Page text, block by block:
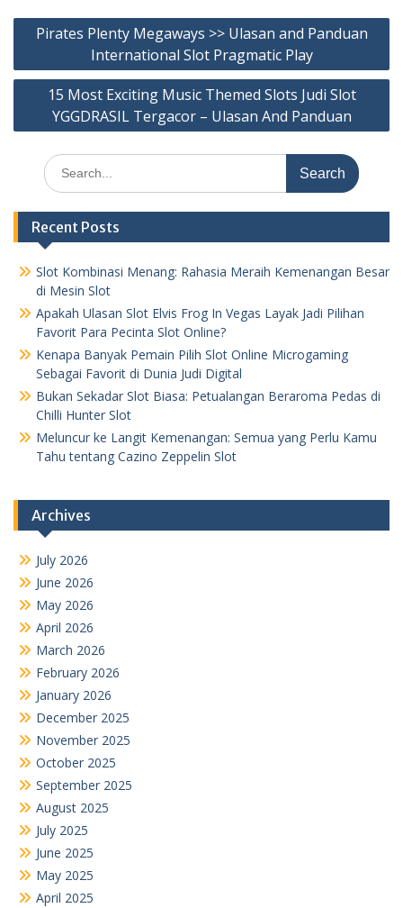
Post
navigation
Pirates Plenty Megaways >> Ulasan and Panduan
International Slot Pragmatic Play
15 Most Exciting Music Themed Slots Judi Slot
YGGDRASIL Tergacor – Ulasan And Panduan
Search
for:
Recent Posts
Slot Kombinasi Menang: Rahasia Meraih Kemenangan Besar
di Mesin Slot
Apakah Ulasan Slot Elvis Frog In Vegas Layak Jadi Pilihan
Favorit Para Pecinta Slot Online?
Kenapa Banyak Pemain Pilih Slot Online Microgaming
Sebagai Favorit di Dunia Judi Digital
Bukan Sekadar Slot Biasa: Petualangan Beraroma Pedas di
Chilli Hunter Slot
Meluncur ke Langit Kemenangan: Semua yang Perlu Kamu
Tahu tentang Cazino Zeppelin Slot
Archives
July 2026
June 2026
May 2026
April 2026
March 2026
February 2026
January 2026
December 2025
November 2025
October 2025
September 2025
August 2025
July 2025
June 2025
May 2025
April 2025